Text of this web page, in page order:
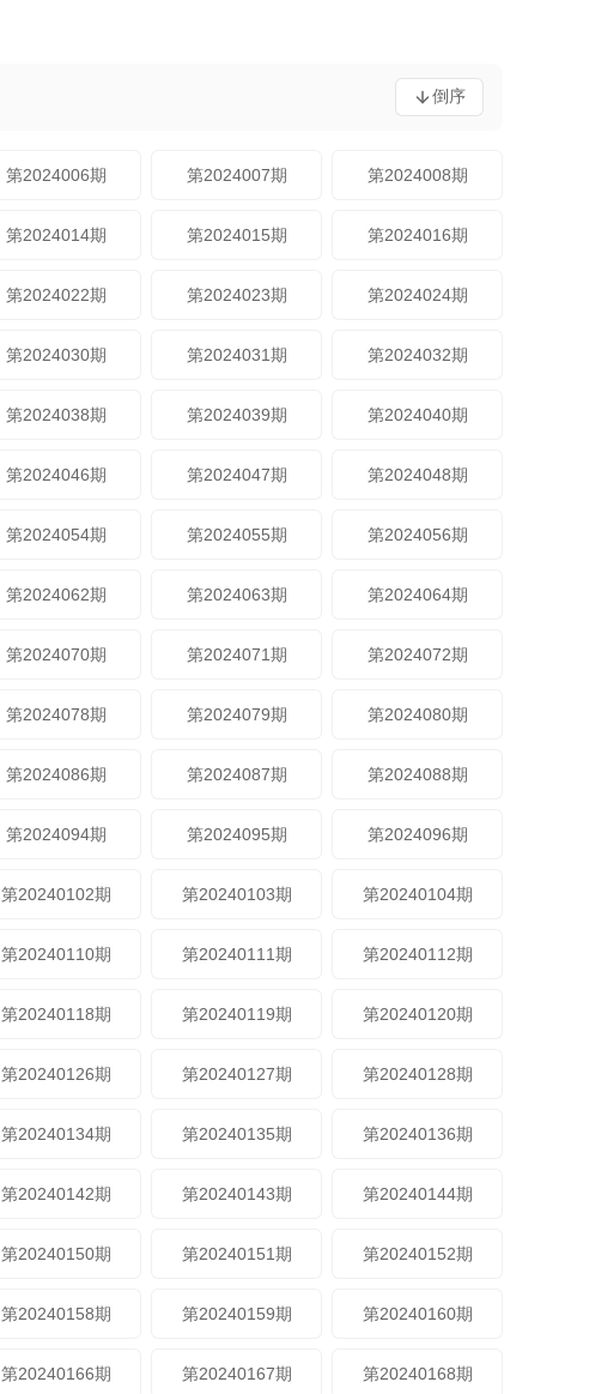
倒序
第2024006期 第2024007期 第2024008期
第2024014期 第2024015期 第2024016期
第2024022期 第2024023期 第2024024期
第2024030期 第2024031期 第2024032期
第2024038期 第2024039期 第2024040期
第2024046期 第2024047期 第2024048期
第2024054期 第2024055期 第2024056期
第2024062期 第2024063期 第2024064期
第2024070期 第2024071期 第2024072期
第2024078期 第2024079期 第2024080期
第2024086期 第2024087期 第2024088期
第2024094期 第2024095期 第2024096期
第20240102期 第20240103期 第20240104期
第20240110期 第20240111期 第20240112期
第20240118期 第20240119期 第20240120期
第20240126期 第20240127期 第20240128期
第20240134期 第20240135期 第20240136期
第20240142期 第20240143期 第20240144期
第20240150期 第20240151期 第20240152期
第20240158期 第20240159期 第20240160期
第20240166期 第20240167期 第20240168期